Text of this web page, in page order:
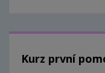
Kurz první